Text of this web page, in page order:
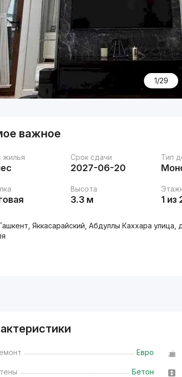
1/29
важное
жилья Срок сдачи
2027-06-20
Тип
Высота
3.3 м 1 из
Яккасарайский, Абдуллы Каххара
Евро
Бетон